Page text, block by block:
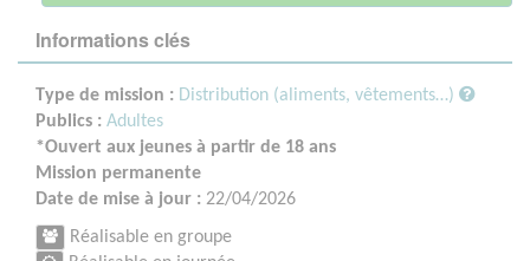
Informations clés
Type de mission : Distribution (aliments, vêtements…)
Publics : Adultes
*Ouvert aux jeunes à partir de 18 ans
Mission permanente
Date de mise à jour : 22/04/2026
Réalisable en groupe